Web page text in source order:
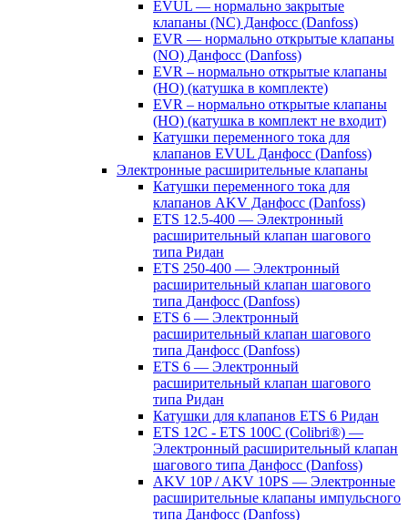
EVUL — нормально закрытые
клапаны (NC) Данфосс (Danfoss)
EVR — нормально открытые клапаны
(NO) Данфосс (Danfoss)
EVR – нормально открытые клапаны
(НО) (катушка в комплекте)
EVR – нормально открытые клапаны
(НО) (катушка в комплект не входит)
Катушки переменного тока для
клапанов EVUL Данфосс (Danfoss)
Электронные расширительные клапаны
Катушки переменного тока для
клапанов AKV Данфосс (Danfoss)
ETS 12.5-400 — Электронный
расширительный клапан шагового
типа Ридан
ETS 250-400 — Электронный
расширительный клапан шагового
типа Данфосс (Danfoss)
ETS 6 — Электронный
расширительный клапан шагового
типа Данфосс (Danfoss)
ETS 6 — Электронный
расширительный клапан шагового
типа Ридан
Катушки для клапанов ETS 6 Ридан
ETS 12C - ETS 100C (Colibri®) —
Электронный расширительный клапан
шагового типа Данфосс (Danfoss)
AKV 10P / AKV 10PS — Электронные
расширительные клапаны импульсного
типа Данфосс (Danfoss)